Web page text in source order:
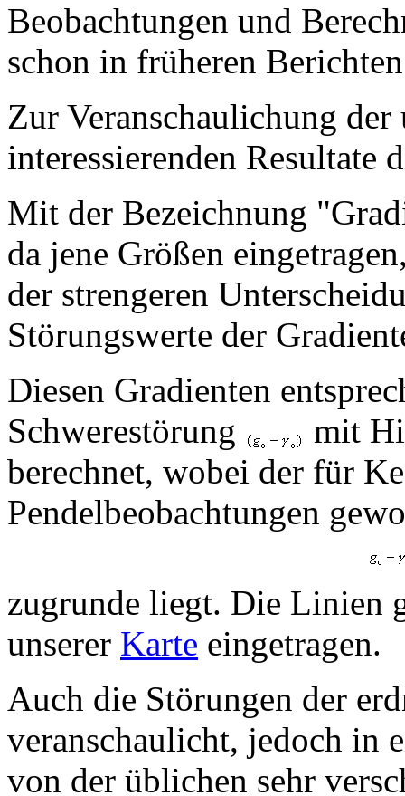
Beobachtungen und
schon in früheren
Zur Veranschaulichung der
interessierenden Resultate
Mit der Bezeichnung
da jene Größen
der strengeren
Störungswerte der
Diesen Gradienten
Schwerestörung
mit
berechnet, wobei der für
Pendelbeobachtungen
zugrunde liegt. Die Linien
unserer Karte eingetragen.
Auch die Störungen der
veranschaulicht, jedoch in
von der üblichen sehr